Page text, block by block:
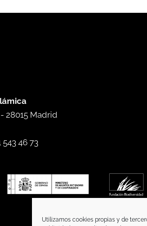
Utilizamos cookies propias y de
28015 Madrid
543 46 73